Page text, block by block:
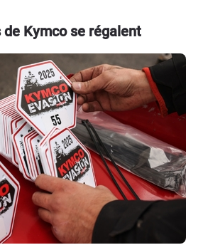
de Kymco se régalent